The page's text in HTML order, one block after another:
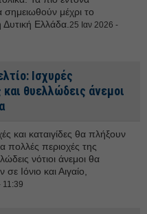
σημειωθούν μέχρι το
Δυτική Ελλάδα. 25 Ιαν 2026 -
Ισχυρές
και θυελλώδεις άνεμοι
και καταιγίδες θα πλήξουν
πολλές περιοχές της
νότιοι άνεμοι θα
Ιόνιο και Αιγαίο,
11:39